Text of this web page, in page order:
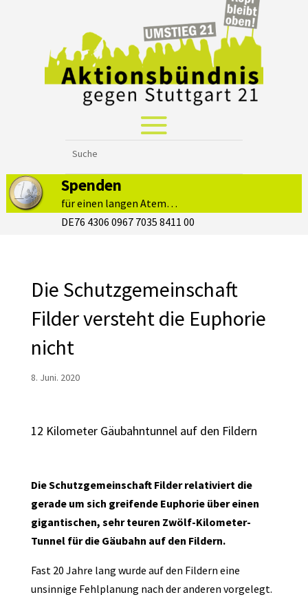
Spenden
für einen langen Atem…
DE76 4306 0967 7035 8411 00
Die Schutzgemeinschaft
Filder versteht die Euphorie
nicht
8. Juni. 2020
12 Kilometer Gäubahntunnel auf den Fildern
Die Schutzgemeinschaft Filder relativiert die
gerade um sich greifende Euphorie über einen
gigantischen, sehr teuren Zwölf-Kilometer-
Tunnel für die Gäubahn auf den Fildern.
Fast 20 Jahre lang wurde auf den Fildern eine
unsinnige Fehlplanung nach der anderen vorgelegt.